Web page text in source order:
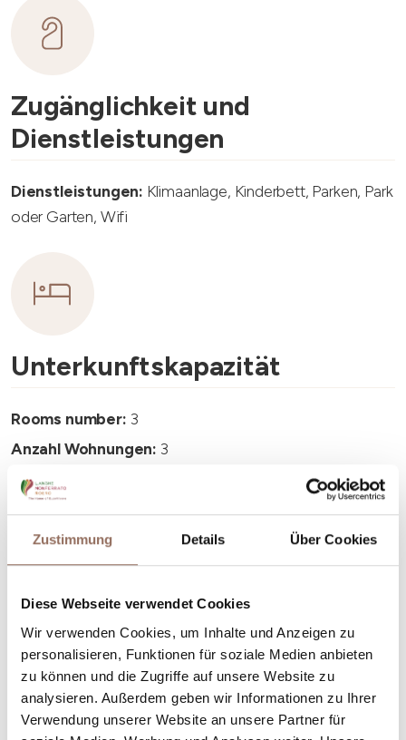
Zustimmung Details Über Cookies
Diese Webseite verwendet Cookies
Wir verwenden Cookies, um Inhalte und Anzeigen zu
personalisieren, Funktionen für soziale Medien anbieten
zu können und die Zugriffe auf unsere Website zu
analysieren. Außerdem geben wir Informationen zu Ihrer
Verwendung unserer Website an unsere Partner für
Zugänglichkeit und
Dienstleistungen
Dienstleistungen: Klimaanlage, Kinderbett, Parken, Park
oder Garten, Wifi
Unterkunftskapazität
Rooms number: 3
Anzahl Wohnungen: 3
Anzahl Badezimmer:
Dein Urlaub
Plane, wo du übernachtest und isst, was du in jedem
Winkel des Langhe Monferrato Roero unternehmen